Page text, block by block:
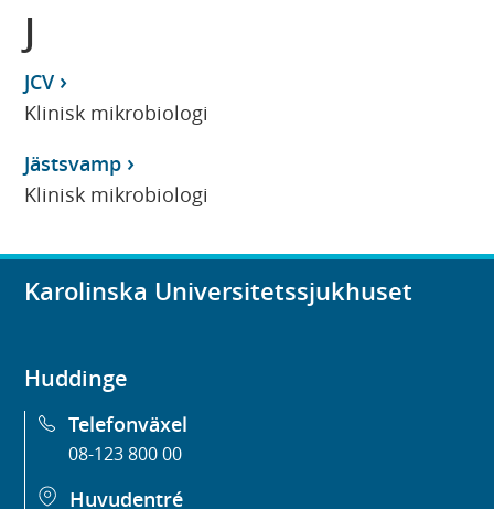
J
JCV
Klinisk mikrobiologi
Jästsvamp
Klinisk mikrobiologi
Karolinska Universitetssjukhuset
Huddinge
Telefonväxel
08-123 800 00
Huvudentré